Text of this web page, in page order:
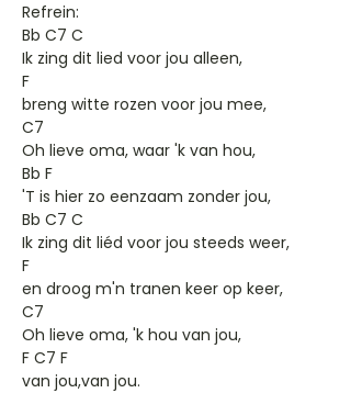
Refrein:
Bb C7 C
Ik zing dit lied voor jou alleen,
F
breng witte rozen voor jou mee,
C7
Oh lieve oma, waar 'k van hou,
Bb F
'T is hier zo eenzaam zonder jou,
Bb C7 C
Ik zing dit liéd voor jou steeds weer,
F
en droog m'n tranen keer op keer,
C7
Oh lieve oma, 'k hou van jou,
F C7 F
van jou,van jou.